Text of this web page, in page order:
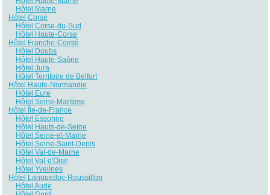
Hôtel Marne
Hôtel Corse
Hôtel Corse-du-Sud
Hôtel Haute-Corse
Hôtel Franche-Comté
Hôtel Doubs
Hôtel Haute-Saône
Hôtel Jura
Hôtel Territoire de Belfort
Hôtel Haute-Normandie
Hôtel Eure
Hôtel Seine-Maritime
Hôtel Île-de-France
Hôtel Essonne
Hôtel Hauts-de-Seine
Hôtel Seine-et-Marne
Hôtel Seine-Saint-Denis
Hôtel Val-de-Marne
Hôtel Val-d'Oise
Hôtel Yvelines
Hôtel Languedoc-Roussillon
Hôtel Aude